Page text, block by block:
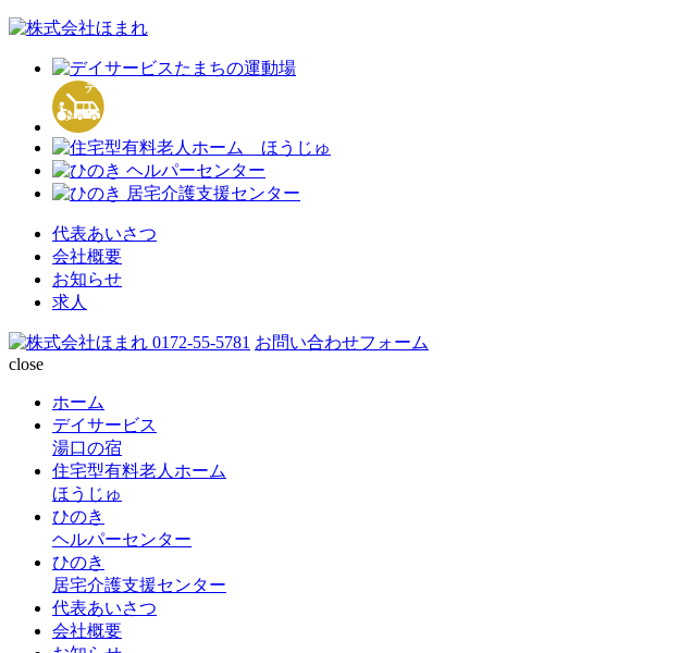
代表あいさつ
会社概要
お知らせ
求人
0172-55-5781 お問い合わせフォーム
close
ホーム
デイサービス
湯口の宿
住宅型有料老人ホーム
ほうじゅ
ひのき
ヘルパーセンター
ひのき
居宅介護支援センター
代表あいさつ
会社概要